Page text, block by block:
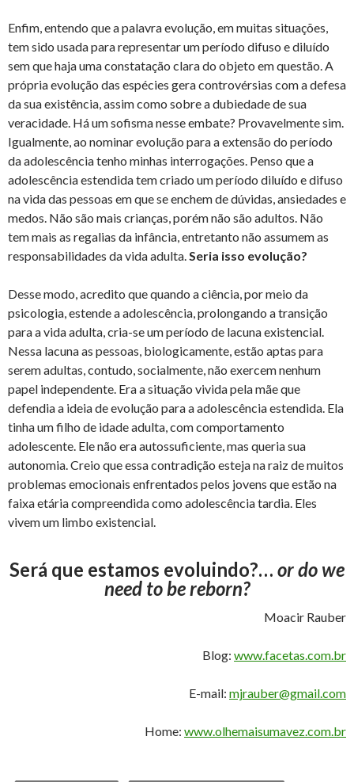
Enfim, entendo que a palavra evolução, em muitas situações,
tem sido usada para representar um período difuso e diluído
sem que haja uma constatação clara do objeto em questão. A
própria evolução das espécies gera controvérsias com a defesa
da sua existência, assim como sobre a dubiedade de sua
veracidade. Há um sofisma nesse embate? Provavelmente sim.
Igualmente, ao nominar evolução para a extensão do período
da adolescência tenho minhas interrogações. Penso que a
adolescência estendida tem criado um período diluído e difuso
na vida das pessoas em que se enchem de dúvidas, ansiedades e
medos. Não são mais crianças, porém não são adultos. Não
tem mais as regalias da infância, entretanto não assumem as
responsabilidades da vida adulta.Seria isso evolução?
Desse modo, acredito que quando a ciência, por meio da
psicologia, estende a adolescência, prolongando a transição
para a vida adulta, cria-se um período de lacuna existencial.
Nessa lacuna as pessoas, biologicamente, estão aptas para
serem adultas, contudo, socialmente, não exercem nenhum
papel independente. Era a situação vivida pela mãe que
defendia a ideia de evolução para a adolescência estendida. Ela
tinha um filho de idade adulta, com comportamento
adolescente. Ele não era autossuficiente, mas queria sua
autonomia. Creio que essa contradição esteja na raiz de muitos
problemas emocionais enfrentados pelos jovens que estão na
faixa etária compreendida como adolescência tardia. Eles
vivem um limbo existencial.
Será que estamos evoluindo?… or do we
need to be reborn?
Moacir Rauber
Blog: www.facetas.com.br
E-mail: mjrauber@gmail.com
Home: www.olhemaisumavez.com.br